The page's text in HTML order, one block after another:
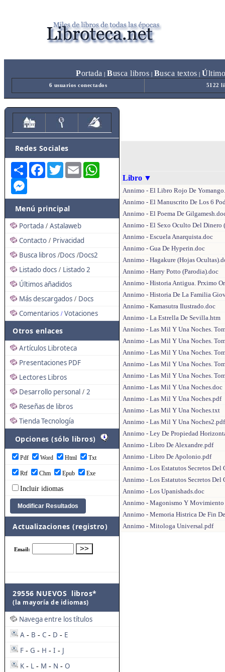
Portada Busca libros Busca textos Ú
6 usuarios conectados 5122
Redes Sociales
Share FacebookTwitterEmail
Menú principal
Portada / Astalaweb
Contacto / Privacidad
Busca libros /Docs /Docs2
Listado docs / Listado 2
Últimos añadidos
Más descargados / Docs
Comentarios / Votaciones
Otros enlaces
Artículos Libroteca
Presentaciones PDF
Lectores Libros
Desarrollo personal / 2
Reseñas de libros
Tienda Tecnología
Opciones (sólo libros)
Pdf Word Html Txt
Rtf Chm Epub Exe
Incluir idiomas
Actualizaciones (registro)
29556 NUEVOS libros*
(la mayoría de idiomas)
Navega entre los títulos
A - B - C - D - E
F - G - H - I - J
K - L - M - N - O
Libro ▼
Annimo - El Libro Rojo De
Annimo - El Manuscrito De Los 6
Annimo - El Poema De
Annimo - El Sexo Oculto Del Dinero
Annimo - Escuela Anarquista.doc
Annimo - Gua De Hyperin.doc
Annimo - Hagakure (Hojas
Annimo - Harry Potto (Parodia).doc
Annimo - Historia Antigua. Prximo
Annimo - Historia De La Familia
Annimo - Kamasutra Ilustrado.doc
Annimo - La Estrella De Sevilla.htm
Annimo - Las Mil Y Una Noches.
Annimo - Las Mil Y Una Noches.
Annimo - Las Mil Y Una Noches.
Annimo - Las Mil Y Una Noches.
Annimo - Las Mil Y Una Noches.
Annimo - Las Mil Y Una Noches.doc
Annimo - Las Mil Y Una Noches.pdf
Annimo - Las Mil Y Una Noches.txt
Annimo - Las Mil Y Una Noches2.pdf
Annimo - Ley De Propiedad
Annimo - Libro De Alexandre.pdf
Annimo - Libro De Apolonio.pdf
Annimo - Los Estatutos Secretos Del
Annimo - Los Estatutos Secretos Del
Annimo - Los Upanishads.doc
Annimo - Magonismo Y
Annimo - Memoria Histrica De Fin
Annimo - Mitologa Universal.pdf